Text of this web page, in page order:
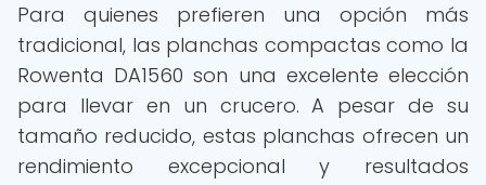
Para quienes prefieren una opción más
tradicional, las planchas compactas como la
Rowenta DA1560 son una excelente elección
para llevar en un crucero. A pesar de su
tamaño reducido, estas planchas ofrecen un
rendimiento excepcional y resultados